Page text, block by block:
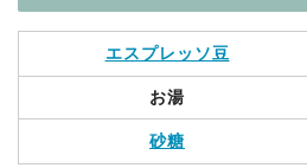
エスプレッソ豆
お湯
砂糖